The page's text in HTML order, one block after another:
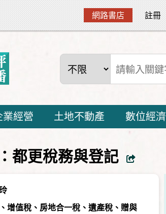
網路書店 註冊
業經營 土地不動產 數位經濟
都更稅務與登記
、 增值稅 、 房地合一稅 、 遺產稅 、 贈與